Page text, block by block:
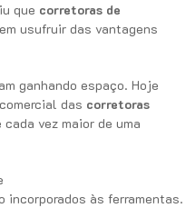
que corretoras de
usufruir das vantagens
ganhando espaço. Hoje
das corretoras
vez maior de uma
incorporados às ferramentas.